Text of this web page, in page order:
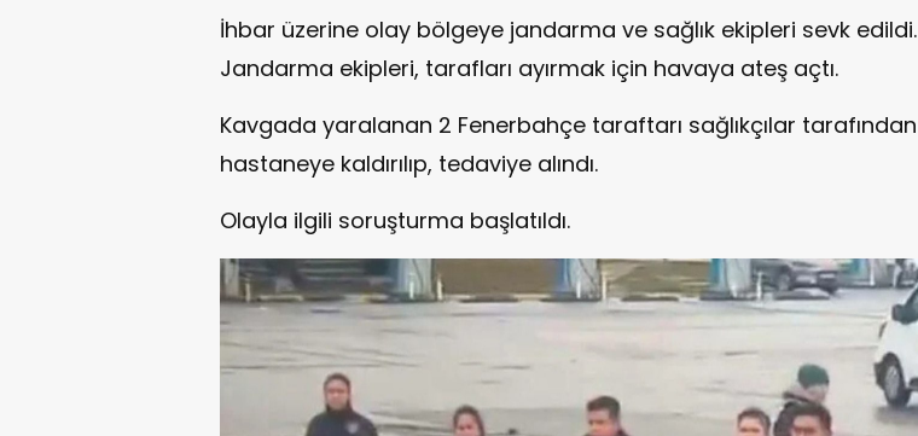
İhbar üzerine olay bölgeye jandarma ve sağlık ekipleri sevk edildi.
Jandarma ekipleri, tarafları ayırmak için havaya ateş açtı.
Kavgada yaralanan 2 Fenerbahçe taraftarı sağlıkçılar tarafından
hastaneye kaldırılıp, tedaviye alındı.
Olayla ilgili soruşturma başlatıldı.